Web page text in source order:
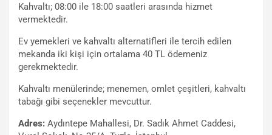
Kahvaltı; 08:00 ile 18:00 saatleri arasında hizmet
vermektedir.
Ev yemekleri ve kahvaltı alternatifleri ile tercih edilen
mekanda iki kişi için ortalama 40 TL ödemeniz
gerekmektedir.
Kahvaltı menülerinde; menemen, omlet çeşitleri, kahvaltı
tabağı gibi seçenekler mevcuttur.
Adres: Aydıntepe Mahallesi, Dr. Sadık Ahmet Caddesi,